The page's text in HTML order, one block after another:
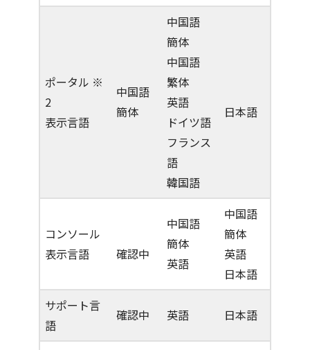
ポータル ※
2
表示言語
中国語
簡体
中国語
簡体
中国語
繁体
英語
ドイツ語
フランス
語
韓国語
日本語
コンソール
表示言語
確認中
中国語
簡体
英語
中国語
簡体
英語
日本語
サポート言
語
確認中 英語 日本語